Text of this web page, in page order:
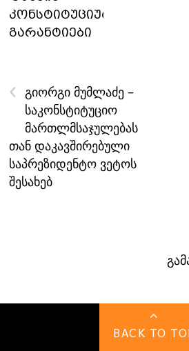
კონსტიტუციური
გარანტიები
‹
გიორგი მუმლაძე –
საკონსტიტუციო
მართლმსაჯულებას
თან დაკავშირებული
საპრეზიდენტო ვეტოს
შესახებ
BACK TO